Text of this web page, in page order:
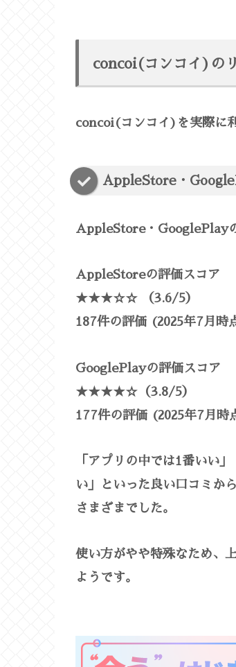
concoi(コンコイ)の
concoi(コンコイ)を実際に
AppleStore・
AppleStore・GooglePlay
AppleStoreの評価スコア
★★★☆☆ （3.6/5）
187件の評価 (2025年7月時
GooglePlayの評価スコア
★★★★☆（3.8/5）
177件の評価 (2025年7月時
「アプリの中では1番いい
い」といった良い口コミか
さまざまでした。
使い方がやや特殊なため、
ようです。